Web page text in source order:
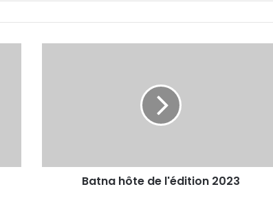
Batna hôte de l'édition 2023